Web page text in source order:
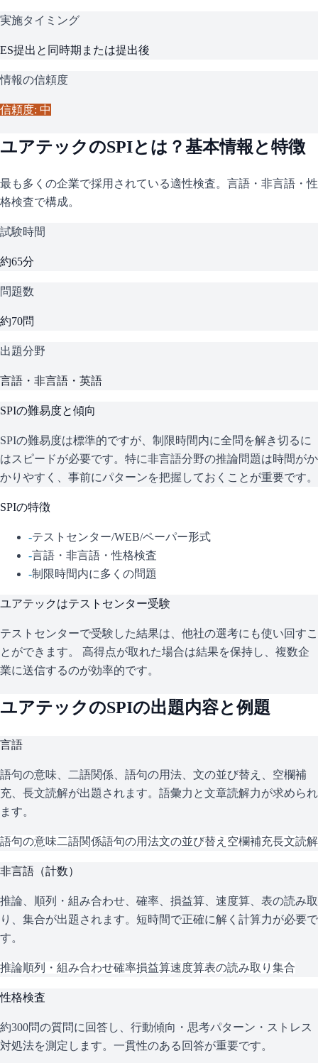
実施タイミング
ES提出と同時期または提出後
情報の信頼度
信頼度: 中
ユアテックのSPIとは？基本情報と特徴
最も多くの企業で採用されている適性検査。言語・非言語・性
格検査で構成。
試験時間
約65分
問題数
約70問
出題分野
言語・非言語・英語
SPIの難易度と傾向
SPIの難易度は標準的ですが、制限時間内に全問を解き切るに
はスピードが必要です。特に非言語分野の推論問題は時間がか
かりやすく、事前にパターンを把握しておくことが重要です。
SPIの特徴
-テストセンター/WEB/ペーパー形式
-言語・非言語・性格検査
-制限時間内に多くの問題
ユアテックはテストセンター受験
テストセンターで受験した結果は、他社の選考にも使い回すこ
とができます。 高得点が取れた場合は結果を保持し、複数企
業に送信するのが効率的です。
ユアテックのSPIの出題内容と例題
言語
語句の意味、二語関係、語句の用法、文の並び替え、空欄補
充、長文読解が出題されます。語彙力と文章読解力が求められ
ます。
語句の意味二語関係語句の用法文の並び替え 空欄補充長文読解
非言語（計数）
推論、順列・組み合わせ、確率、損益算、速度算、表の読み取
り、集合が出題されます。短時間で正確に解く計算力が必要で
す。
推論順列・組み合わせ確率損益算速度算表の読み取り 集合
性格検査
約300問の質問に回答し、行動傾向・思考パターン・ストレス
対処法を測定します。一貫性のある回答が重要です。